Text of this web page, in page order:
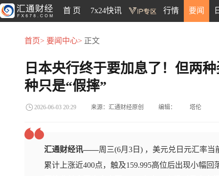
首 页 7x24快讯 行情 要闻
首页> 要闻中心> 正文
日本央行终于要加息了！但两
种只是“假摔”
2026-06-03 20:29 来源：汇通财经原创 编辑： 塔伦
汇通财经讯——周三(6月3日) ，美元兑日元汇率当
累计上涨近400点，触及159.995高位后出现小幅